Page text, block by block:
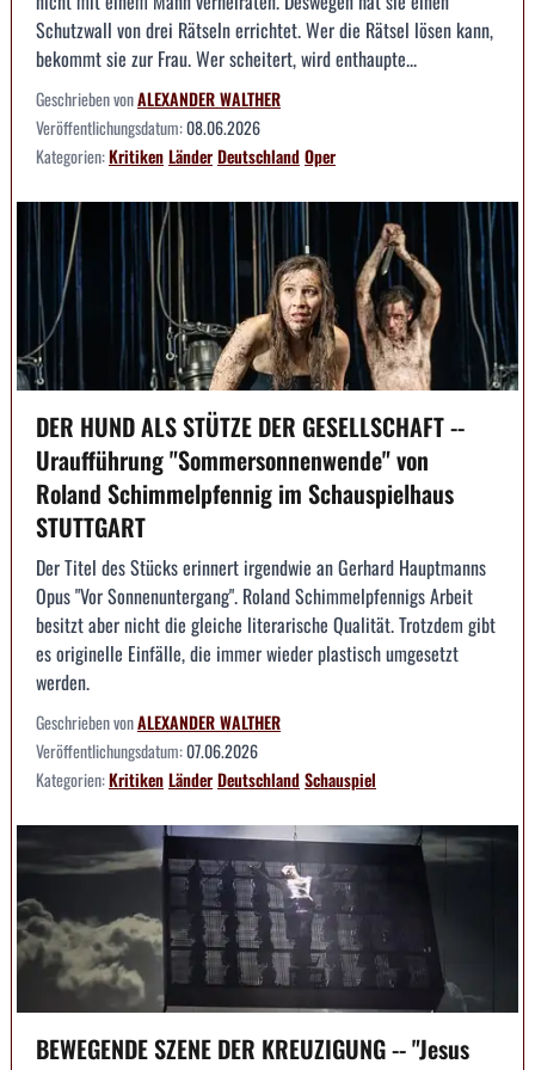
Schutzwall von drei Rätseln errichtet. Wer die Rätsel lösen kann,
bekommt sie zur Frau. Wer scheitert, wird enthaupte...
Geschrieben vonALEXANDER WALTHER
Veröffentlichungsdatum:08.06.2026
Kategorien:KritikenLänderDeutschlandOper
DER HUND ALS STÜTZE DER GESELLSCHAFT --
Uraufführung "Sommersonnenwende" von
Roland Schimmelpfennig im Schauspielhaus
STUTTGART
Der Titel des Stücks erinnert irgendwie an Gerhard Hauptmanns
Opus "Vor Sonnenuntergang". Roland Schimmelpfennigs Arbeit
besitzt aber nicht die gleiche literarische Qualität. Trotzdem gibt
es originelle Einfälle, die immer wieder plastisch umgesetzt
werden.
Geschrieben vonALEXANDER WALTHER
Veröffentlichungsdatum:07.06.2026
Kategorien:KritikenLänderDeutschlandSchauspiel
BEWEGENDE SZENE DER KREUZIGUNG -- "Jesus